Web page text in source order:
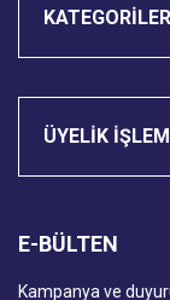
ÜYELİK
E-BÜLTEN
Kampanya ve